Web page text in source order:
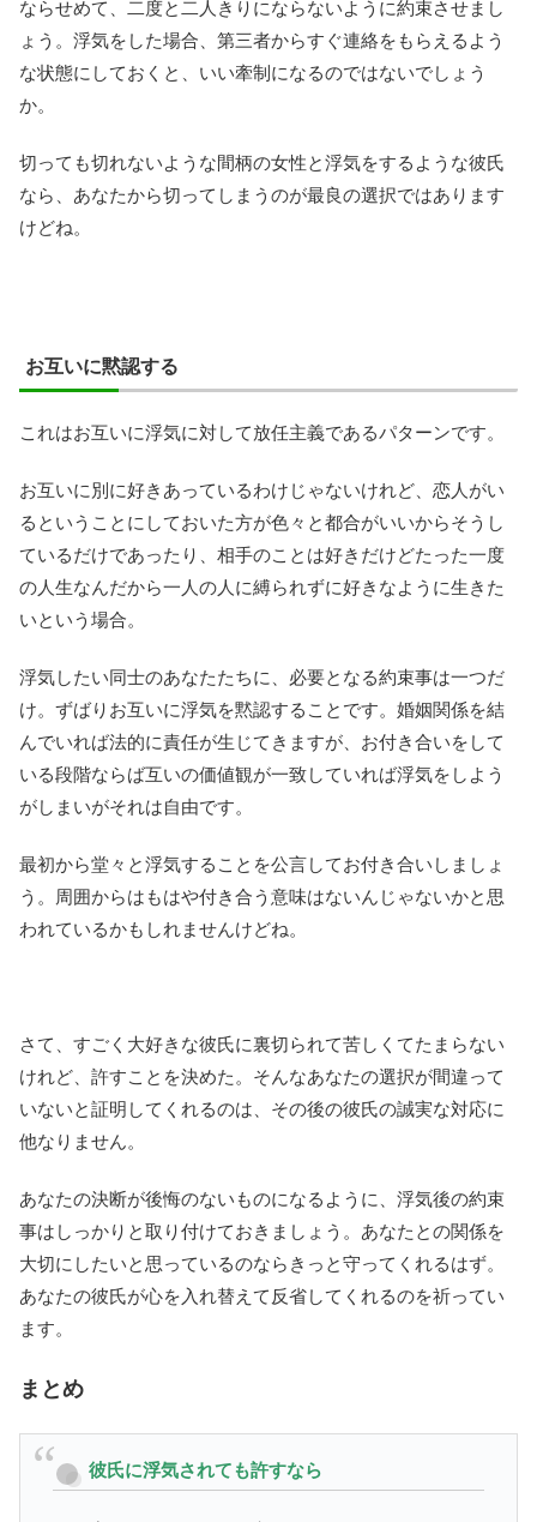
ならせめて、二度と二人きりにならないように約束させまし
ょう。浮気をした場合、第三者からすぐ連絡をもらえるよう
な状態にしておくと、いい牽制になるのではないでしょう
か。
切っても切れないような間柄の女性と浮気をするような彼氏
なら、あなたから切ってしまうのが最良の選択ではあります
けどね。
お互いに黙認する
これはお互いに浮気に対して放任主義であるパターンです。
お互いに別に好きあっているわけじゃないけれど、恋人がい
るということにしておいた方が色々と都合がいいからそうし
ているだけであったり、相手のことは好きだけどたった一度
の人生なんだから一人の人に縛られずに好きなように生きた
いという場合。
浮気したい同士のあなたたちに、必要となる約束事は一つだ
け。ずばりお互いに浮気を黙認することです。婚姻関係を結
んでいれば法的に責任が生じてきますが、お付き合いをして
いる段階ならば互いの価値観が一致していれば浮気をしよう
がしまいがそれは自由です。
最初から堂々と浮気することを公言してお付き合いしましょ
う。周囲からはもはや付き合う意味はないんじゃないかと思
われているかもしれませんけどね。
さて、すごく大好きな彼氏に裏切られて苦しくてたまらない
けれど、許すことを決めた。そんなあなたの選択が間違って
いないと証明してくれるのは、その後の彼氏の誠実な対応に
他なりません。
あなたの決断が後悔のないものになるように、浮気後の約束
事はしっかりと取り付けておきましょう。あなたとの関係を
大切にしたいと思っているのならきっと守ってくれるはず。
あなたの彼氏が心を入れ替えて反省してくれるのを祈ってい
ます。
まとめ
彼氏に浮気されても許すなら